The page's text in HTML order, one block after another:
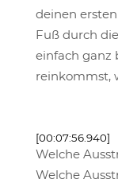
deinen
Fuß durch
einfach ganz
reinkommst,
[00:07:56.940]
Welche
Welche